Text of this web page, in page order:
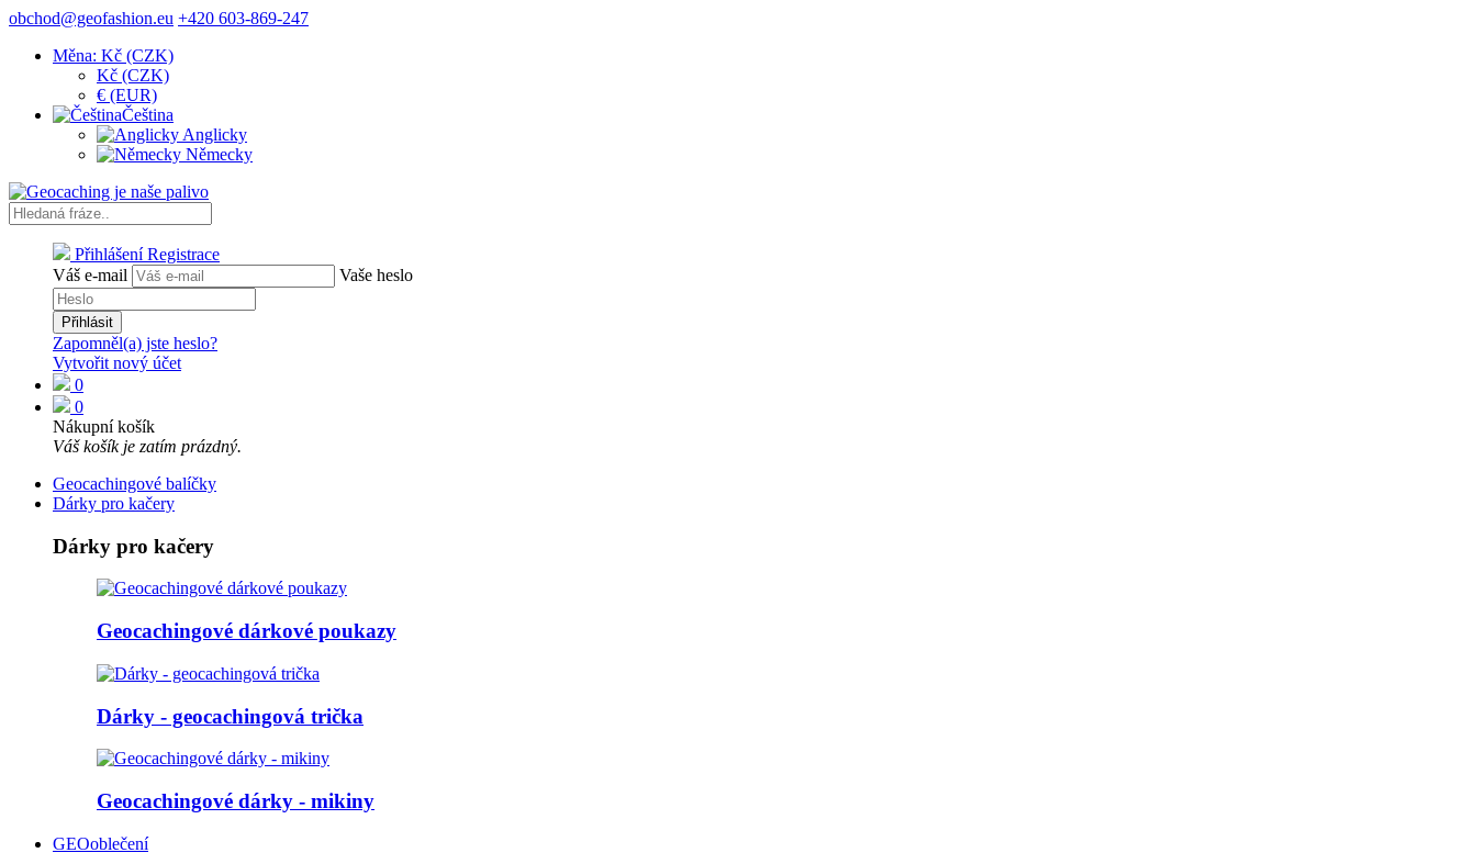
obchod@geofashion.eu +420 603-869-247
Měna: Kč (CZK)
Kč (CZK)
€ (EUR)
Čeština
Anglicky
Německy
Přihlášení Registrace
Váš e-mail
Vaše heslo
Přihlásit
Zapomněl(a) jste heslo?
Vytvořit nový účet
0
0
Nákupní košík
Váš košík je zatím prázdný.
Geocachingové balíčky
Dárky pro kačery
Dárky pro kačery
Geocachingové dárkové poukazy
Dárky - geocachingová trička
Geocachingové dárky - mikiny
GEOoblečení